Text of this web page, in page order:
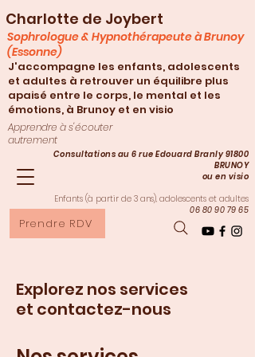
Charlotte de Joybert
Consultations au 6 rue Edouard Branly 91800
BRUNOY
ou en visio
Enfants (à partir de 3 ans), adolescents et adultes
06 80 90 79 65
Apprendre à s'écouter
autrement
Prendre RDV
Sophrologue & Hypnothérapeute à Brunoy
(Essonne)
J'accompagne les enfants, adolescents
et adultes à retrouver un équilibre plus
apaisé entre le corps, le mental et les
émotions, à Brunoy et en visio
Explorez nos services
et contactez-nous